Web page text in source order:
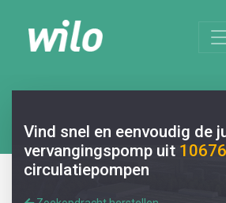
Vind snel en eenvoudig de
vervangingspomp uit 10676
circulatiepompen